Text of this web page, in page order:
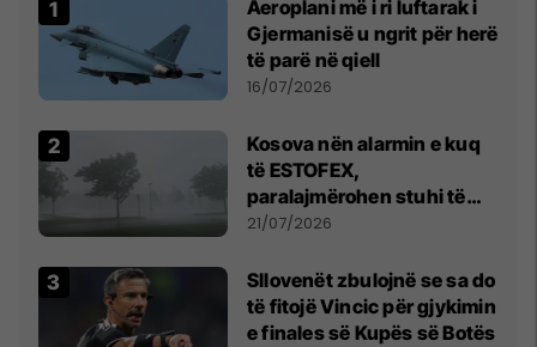
Aeroplani më i ri luftarak i
Gjermanisë u ngrit për herë
të parë në qiell
16/07/2026
Kosova nën alarmin e kuq
të ESTOFEX,
paralajmërohen stuhi të
fuqishme me breshër dhe
21/07/2026
Sllovenët zbulojnë se sa do
të fitojë Vincic për gjykimin
e finales së Kupës së Botës